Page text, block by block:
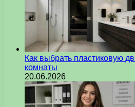
Как выбрать пластиковую
комнаты
20.06.2026